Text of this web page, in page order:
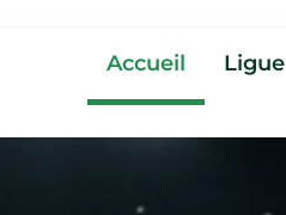
Accueil Ligue